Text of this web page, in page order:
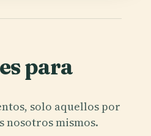
para
solo aquellos por
nosotros mismos.